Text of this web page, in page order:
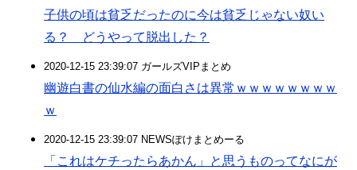
子供の頃は貧乏だったのに今は貧乏じゃない奴い
る？ どうやって脱出した？
2020-12-15 23:39:07 ガールズVIPまとめ
幽遊白書の仙水編の面白さは異常ｗｗｗｗｗｗｗｗ
ｗ
2020-12-15 23:39:07 NEWSぽけまとめーる
「これはケチったらあかん」と思うものってなにが